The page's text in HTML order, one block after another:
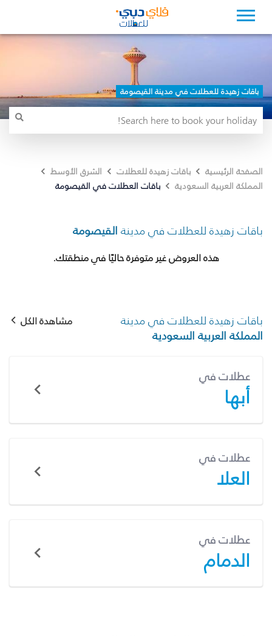
باقات زهيدة للعطلات في مدينة القيصومة
الصفحة الرئيسية باقات زهيدة للعطلات
الشرق الأوسط
المملكة العربية السعودية
باقات العطلات في القيصومة
باقات زهيدة للعطلات في مدينة القيصومة
هذه العروض غير متوفرة حاليًا في منطقتك.
باقات زهيدة للعطلات في مدينة
المملكة العربية السعودية
مشاهدة الكل
عطلات في
أبها
عطلات في
العلا
عطلات في
الدمام